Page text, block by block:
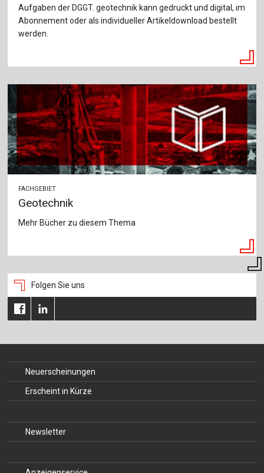
Aufgaben der DGGT. geotechnik kann gedruckt und digital, im
Abonnement oder als individueller Artikeldownload bestellt
werden.
FACHGEBIET
Geotechnik
Mehr Bücher zu diesem Thema
Folgen Sie uns
Neuerscheinungen
Erscheint in Kürze
Newsletter